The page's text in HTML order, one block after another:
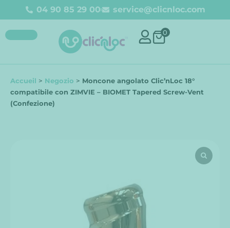
04 90 85 29 00 service@clicnloc.com
0
Accueil > Negozio > Moncone angolato Clic’nLoc 18°
compatibile con ZIMVIE – BIOMET Tapered Screw-Vent
(Confezione)